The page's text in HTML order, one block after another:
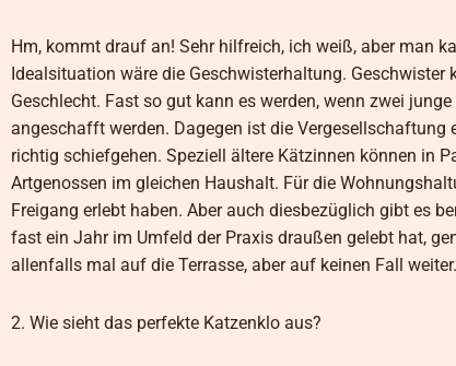
Hm, kommt drauf an! Sehr hilfreich, ich weiß, aber man
Idealsituation wäre die Geschwisterhaltung.
Geschlecht. Fast so gut kann es werden, wenn zwei
angeschafft werden. Dagegen ist die Vergesellschaftung
richtig schiefgehen. Speziell ältere Kätzinnen können in
Artgenossen im gleichen Haushalt. Für die
Freigang erlebt haben. Aber auch diesbezüglich gibt es
fast ein Jahr im Umfeld der Praxis draußen gelebt hat,
allenfalls mal auf die Terrasse, aber auf keinen Fall weiter.
2. Wie sieht das perfekte Katzenklo aus?